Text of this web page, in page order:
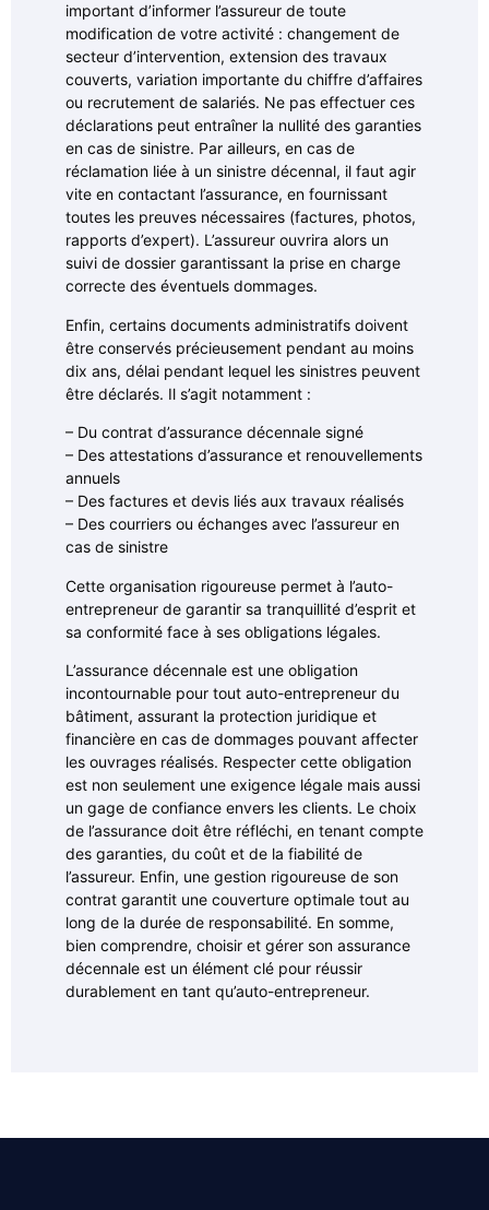
important d’informer l’assureur de toute
modification de votre activité : changement de
secteur d’intervention, extension des travaux
couverts, variation importante du chiffre d’affaires
ou recrutement de salariés. Ne pas effectuer ces
déclarations peut entraîner la nullité des garanties
en cas de sinistre. Par ailleurs, en cas de
réclamation liée à un sinistre décennal, il faut agir
vite en contactant l’assurance, en fournissant
toutes les preuves nécessaires (factures, photos,
rapports d’expert). L’assureur ouvrira alors un
suivi de dossier garantissant la prise en charge
correcte des éventuels dommages.
Enfin, certains documents administratifs doivent
être conservés précieusement pendant au moins
dix ans, délai pendant lequel les sinistres peuvent
être déclarés. Il s’agit notamment :
– Du contrat d’assurance décennale signé
– Des attestations d’assurance et renouvellements
annuels
– Des factures et devis liés aux travaux réalisés
– Des courriers ou échanges avec l’assureur en
cas de sinistre
Cette organisation rigoureuse permet à l’auto-
entrepreneur de garantir sa tranquillité d’esprit et
sa conformité face à ses obligations légales.
L’assurance décennale est une obligation
incontournable pour tout auto-entrepreneur du
bâtiment, assurant la protection juridique et
financière en cas de dommages pouvant affecter
les ouvrages réalisés. Respecter cette obligation
est non seulement une exigence légale mais aussi
un gage de confiance envers les clients. Le choix
de l’assurance doit être réfléchi, en tenant compte
des garanties, du coût et de la fiabilité de
l’assureur. Enfin, une gestion rigoureuse de son
contrat garantit une couverture optimale tout au
long de la durée de responsabilité. En somme,
bien comprendre, choisir et gérer son assurance
décennale est un élément clé pour réussir
durablement en tant qu’auto-entrepreneur.